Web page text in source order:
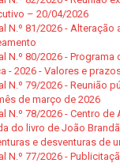
– 20/04/2026
N.º 81/2026 - Alteração
N.º 80/2026 -
- 2026 - Valores e
N.º 79/2026 - Reunião
de março de 2026
N.º 78/2026 - Centro de
do livro de João
e desventuras de
N.º 77/2026 -